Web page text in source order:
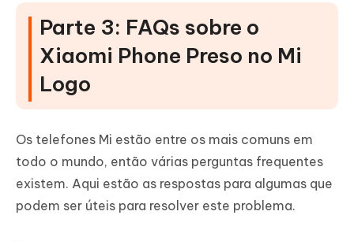
Parte 3: FAQs sobre o
Xiaomi Phone Preso no Mi
Logo
Os telefones Mi estão entre os mais comuns em
todo o mundo, então várias perguntas frequentes
existem. Aqui estão as respostas para algumas que
podem ser úteis para resolver este problema.